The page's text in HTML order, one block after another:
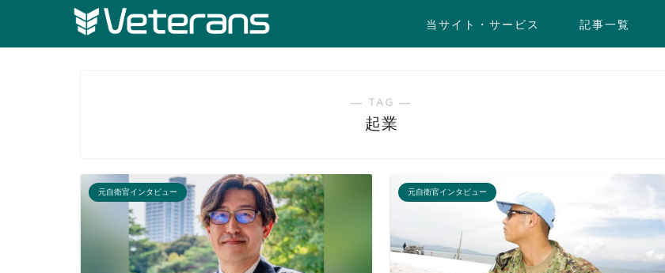
当サイト・サービス 記事一覧
― TAG ―
起業
元自衛官インタビュー 元自衛官インタビュー